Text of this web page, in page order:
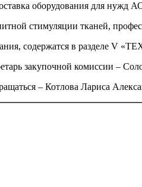
оборудования для нужд
стимуляции тканей,
содержатся в разделе
закупочной комиссии –
– Котлова Лариса